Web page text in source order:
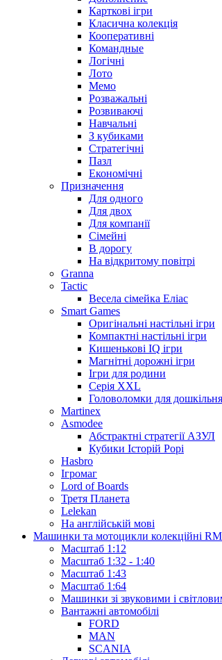
Карткові ігри
Класична колекція
Кооперативні
Командные
Логічні
Лото
Мемо
Розважальні
Розвиваючі
Навчальні
З кубиками
Стратегічні
Пазл
Економічні
Призначення
Для одного
Для двох
Для компанії
Сімейні
В дорогу
На відкритому повітрі
Granna
Tactic
Весела сімейка Еліас
Smart Games
Оригінальні настільні ігри
Компактні настільні ігри
Кишенькові IQ ігри
Магнітні дорожні ігри
Ігри для родини
Серія XXL
Головоломки для
Martinex
Asmodee
Абстрактні стратегії АЗУЛ
Кубики Історій Рорі
Hasbro
Ігромаг
Lord of Boards
Третя Планета
Lelekan
На англійській мові
Машинки та мотоцикли колекційні
Масштаб 1:12
Масштаб 1:32 - 1:40
Масштаб 1:43
Масштаб 1:64
Машинки зі звуковими і
Вантажні автомобілі
FORD
MAN
SCANIA